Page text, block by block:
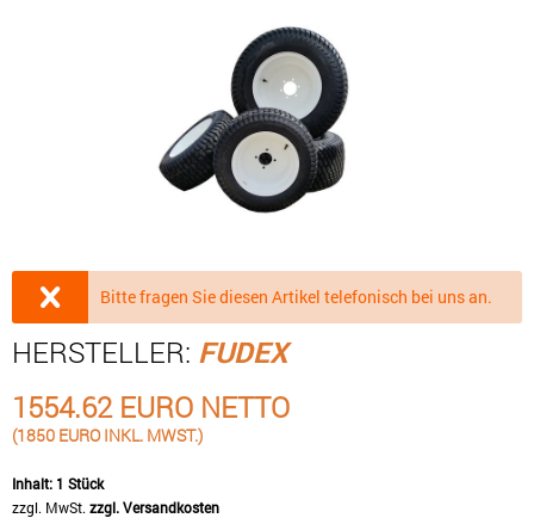
Bitte fragen Sie diesen Artikel telefonisch bei uns an.
HERSTELLER: FUDEX
1554.62 EURO NETTO
(1850 EURO INKL. MWST.)
Inhalt: 1 Stück
zzgl. MwSt. zzgl. Versandkosten